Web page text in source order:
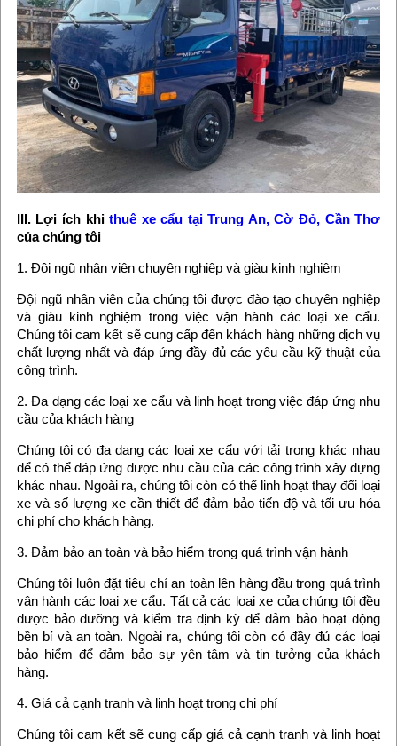
III. Lợi ích khithuê xe cẩu tại Trung An, Cờ Đỏ, Cần Thơ
của chúng tôi
1. Đội ngũ nhân viên chuyên nghiệp và giàu kinh nghiệm
Đội ngũ nhân viên của chúng tôi được đào tạo chuyên nghiệp
và giàu kinh nghiệm trong việc vận hành các loại xe cẩu.
Chúng tôi cam kết sẽ cung cấp đến khách hàng những dịch vụ
chất lượng nhất và đáp ứng đầy đủ các yêu cầu kỹ thuật của
công trình.
2. Đa dạng các loại xe cẩu và linh hoạt trong việc đáp ứng nhu
cầu của khách hàng
Chúng tôi có đa dạng các loại xe cẩu với tải trọng khác nhau
để có thể đáp ứng được nhu cầu của các công trình xây dựng
khác nhau. Ngoài ra, chúng tôi còn có thể linh hoạt thay đổi loại
xe và số lượng xe cần thiết để đảm bảo tiến độ và tối ưu hóa
chi phí cho khách hàng.
3. Đảm bảo an toàn và bảo hiểm trong quá trình vận hành
Chúng tôi luôn đặt tiêu chí an toàn lên hàng đầu trong quá trình
vận hành các loại xe cẩu. Tất cả các loại xe của chúng tôi đều
được bảo dưỡng và kiểm tra định kỳ để đảm bảo hoạt động
bền bỉ và an toàn. Ngoài ra, chúng tôi còn có đầy đủ các loại
bảo hiểm để đảm bảo sự yên tâm và tin tưởng của khách
hàng.
4. Giá cả cạnh tranh và linh hoạt trong chi phí
Chúng tôi cam kết sẽ cung cấp giá cả cạnh tranh và linh hoạt